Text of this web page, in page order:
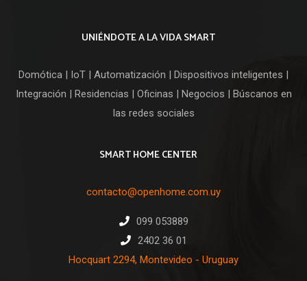
UNIÉNDOTE A LA VIDA SMART
Domótica | IoT | Automatización | Dispositivos inteligentes |
Integración | Residencias | Oficinas | Negocios | Búscanos en
las redes sociales
SMART HOME CENTER
contacto@openhome.com.uy
099 053889
2402 36 01
Hocquart 2294, Montevideo - Uruguay